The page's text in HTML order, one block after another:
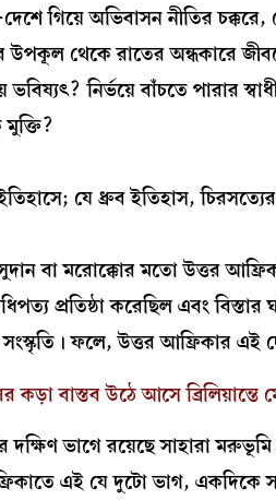
দেশে গিয়ে অভিবাসন নীতির
উপকূল থেকে রাতের অন্ধকারে
নির্ভয়ে বাঁচতে পারার
যে ধ্রুব ইতিহাস, চিরসত্যের
সুদান বা মরোক্কোর মতো উত্তর
প্রতিষ্ঠা করেছিল এবং
সংস্কৃতি। ফলে, উত্তর আফ্রিকার এই
কড়া বাস্তব উঠে আসে ব্রিলিয়ান্তে
ভাগে রয়েছে সাহারা
এই যে দুটো ভাগ, একদিকে